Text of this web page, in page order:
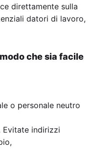
direttamente sulla
datori di lavoro,
che sia facile
o personale neutro
Evitate indirizzi